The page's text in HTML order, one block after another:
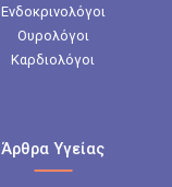
Ενδοκρινολόγοι
Ουρολόγοι
Καρδιολόγοι
Άρθρα Υγείας